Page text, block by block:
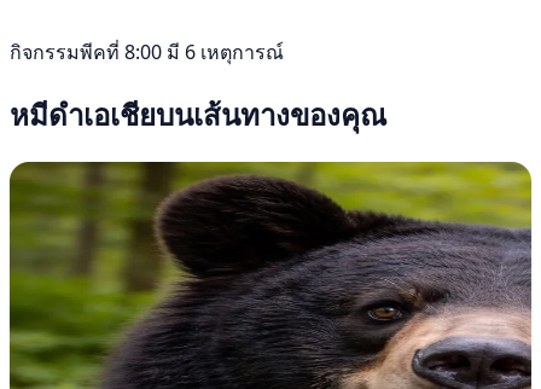
กิจกรรมพีคที่ 8:00 มี 6 เหตุการณ์
หมีดำเอเชียบนเส้นทางของคุณ